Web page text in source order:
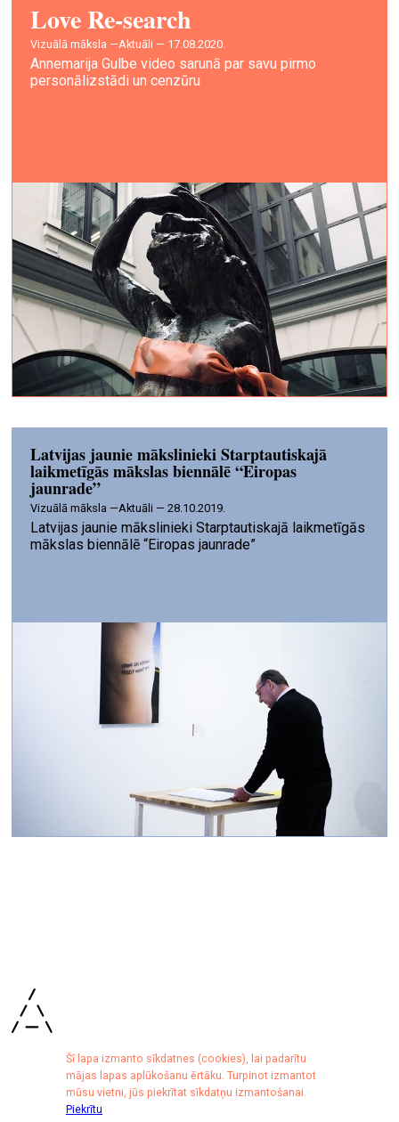
Love Re-search
vizuālā māksla —Aktuāli — 17.08.2020.
Annemarija Gulbe video sarunā par savu pirmo
personālizstādi un cenzūru
Latvijas jaunie mākslinieki Starptautiskajā
laikmetīgās mākslas biennālē “Eiropas
jaunrade”
vizuālā māksla —Aktuāli — 28.10.2019.
Latvijas jaunie mākslinieki Starptautiskajā laikmetīgās
mākslas biennālē “Eiropas jaunrade”